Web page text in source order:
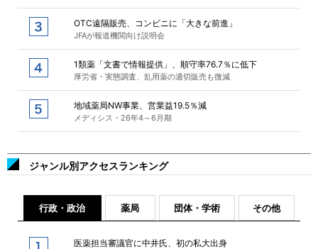
OTC遠隔販売、コンビニに「大きな前進」
JFAが報道機関向け説明会
1類薬「文書で情報提供」、順守率76.7％に低下
厚労省・実態調査、乱用薬の適切販売も微減
地域薬局NW事業、営業益19.5％減
メディシス・26年4～6月期
ジャンル別アクセスランキング
行政・政治 薬局 団体・学術 その他
医薬担当審議官に中井氏、初の私大出身